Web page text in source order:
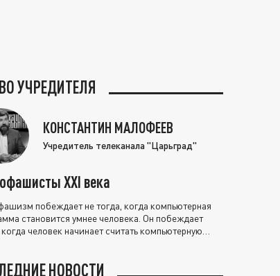
УЧРЕДИТЕЛЯ
КОНСТАНТИН МАЛОФЕЕВ
Учредитель телеканала "Царьград"
XXI века
побеждает не тогда, когда компьютерная
становится умнее человека. Он побеждает
когда человек начинает считать компьютерную
НОВОСТИ